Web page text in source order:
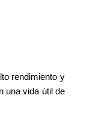
rendimiento y
una vida útil de